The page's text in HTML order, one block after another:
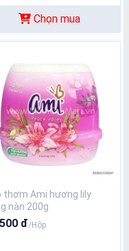
Chọn mua
thơm Ami hương lily
nàn 200g
đ/Hộp